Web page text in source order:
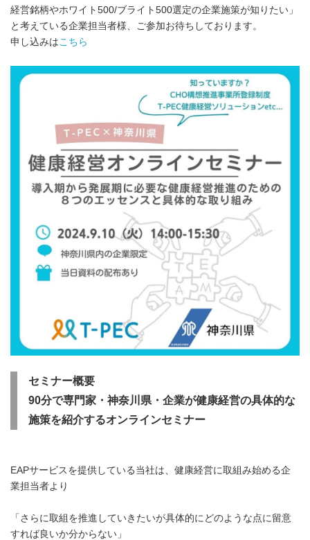
経営銘柄やホワイト500/ブライト500選定の企業施策が知りたい」
と考えている企業担当者様、ご参加お待ちしております。
申し込みはこちら
セミナー概要
90分で専門家・神奈川県・企業が健康経営の具体的な
施策を紹介するオンラインセミナー
EAPサービスを提供している当社は、健康経営に取組み始める企
業担当者より
「さらに取組を推進していきたいが具体的にどのような点に留意
すれば良いか分からない」